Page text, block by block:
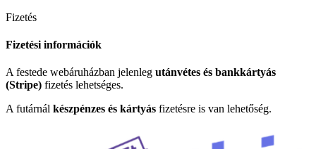
Fizetés
Fizetési információk
A festede webáruházban jelenleg utánvétes és bankkártyás
(Stripe) fizetés lehetséges.
A futárnál készpénzes és kártyás fizetésre is van lehetőség.